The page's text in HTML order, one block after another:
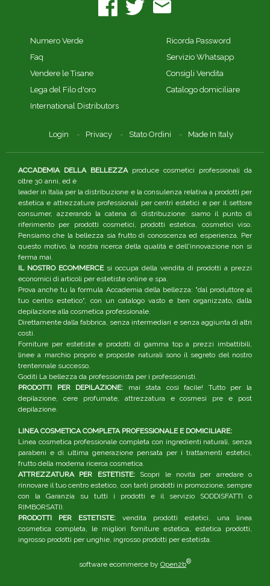
Numero Verde
Faq
Vendere le Tisane
Lega del Filo d'oro
International Distributors
Ricorda Password
Servizio Whatsapp
Consigli Vendita
Catalogo domiciliare
Login Privacy Stato Ordini Made In Italy
ACCADEMIA DELLA BELLEZZAproduce cosmetici professionali da
oltre 30 anni, ed è
leader in Italia per la distribuzione e la consulenza relativa a prodotti per
estetica e attrezzature professionali per centri estetici e per il settore
consumer, azzerando la catena di distribuzione: siamo il punto di
riferimento per prodotti cosmetici, prodotti estetica, cosmetici viso.
Pensiamo che la bellezza sia frutto di conoscenza ed esperienza. Per
questo motivo, la nostra ricerca della qualità e dell'innovazione non si
ferma mai.
IL NOSTRO ECOMMERCEsi occupa della vendita di prodotti a prezzi
economici di articoli per estetiste online e spa.
Prova anche tu la formula Accademia della bellezza: "dal produttore al
tuo centro estetico", con un catalogo vasto e ben organizzato, dalla
depilazione alla cosmetica professionale.
Direttamente dalla fabbrica, senza intermediari e senza aggiunta di altri
costi.
Forniture per estetiste e prodotti di gamma top a prezzi imbattibili,
linee a marchio proprio e proposte naturali sono il segreto del nostro
trentennale successo.
Goditi La bellezza da professionista per i professionisti.
PRODOTTI PER DEPILAZIONE: mai stata così facile! Tutto per la
depilazione, cere profumate, attrezzatura e cosmesi pre e post
depilazione.
LINEA COSMETICA COMPLETA PROFESSIONALE E DOMICILIARE:
Linea cosmetica professionale completa con ingredienti naturali, senza
parabeni e di ultima generazione pensata per i trattamenti estetici,
frutto della moderna ricerca cosmetica.
ATTREZZATURA PER ESTETISTE:Scopri le novità per arredare o
rinnovare il tuo centro estetico, con tanti prodotti in promozione, sempre
con la Garanzia su tutti i prodotti e il servizio SODDISFATTI o
RIMBORSATI).
PRODOTTI PER ESTETISTE: vendita prodotti estetici, una linea
cosmetica completa, le migliori forniture estetica, estetica prodotti,
ingrosso prodotti per unghie, ingrosso prodotti per estetista.
software ecommerce by Open2b®